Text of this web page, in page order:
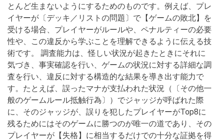
とんど生まないようにするためのものです。例えば、プレ
イヤーが〔デッキ／リストの問題〕で【ゲームの敗北】を
受ける場合、プレイヤーがルールや、ペナルティーの必要
性や、この違反から学ぶことを理解できるように伝える技
術です。 調査能力は、怪しい状況が起きたときにそれに
気づき、事実確認を行い、ゲームの状況に対する詳細な調
査を行い、違反に対する構造的な結果を導き出す能力で
す。たとえば、誤ったマナが支払われた状況（〔その他一
般のゲームルール抵触行為〕）でジャッジが呼ばれた際
に、そのジャッジが、誤りを犯したプレイヤーがTop8に
残るためにはそのゲームに勝つのが唯一の道であり、その
プレイヤーが【失格】に相当するだけでの十分な証拠を得